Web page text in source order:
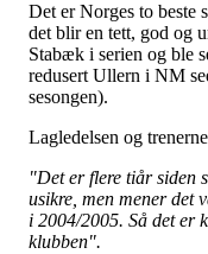
Det er Norges to beste
det blir en tett, god og
Stabæk i serien og ble
redusert Ullern i NM
sesongen).
Lagledelsen og
"Det er flere tiår siden
usikre, men mener det
i 2004/2005. Så det er
klubben".